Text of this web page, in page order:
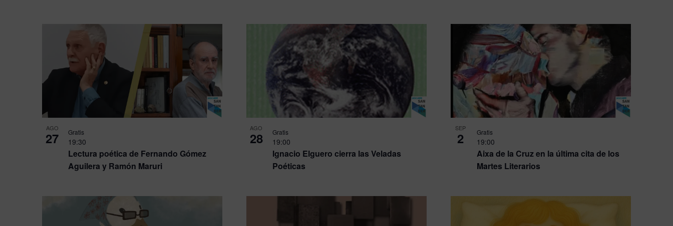
AGO
27
Lectura poética de Fernando Gómez
Aguilera y Ramón Maruri
19:30
Gratis AGO
28
Ignacio Elguero cierra las Veladas
Poéticas
19:00
Gratis SEP
2
Aixa de la Cruz en la última cita de los
Martes Literarios
19:00
Gratis